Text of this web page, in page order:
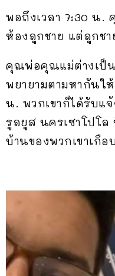
พอถึงเวลา 7:30 น.
ห้องลูกชาย แต่ลูกชา
คุณพ่อคุณแม่ต่างเป็น
พยายามตามหากันใ
น. พวกเขาก็ได้รับแ
รูลยูส นครเซาโปโล
บ้านของพวกเขาเกือ